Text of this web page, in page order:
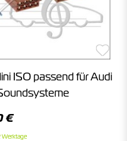
ISO passend für Audi
€
Werktage